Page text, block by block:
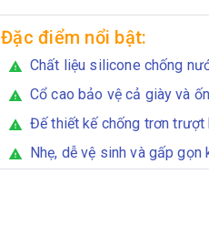
Đặc điểm nổi bật:
warning Chất liệu silicone chống
warning Cổ cao bảo vệ cả giày và
warning Đế thiết kế chống trơn trượt
warning Nhẹ, dễ vệ sinh và gấp gọn